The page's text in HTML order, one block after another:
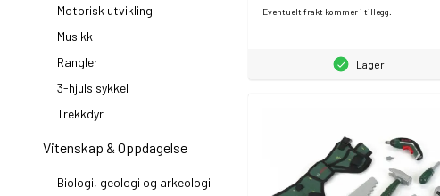
Motorisk utvikling
Musikk
Rangler
3-hjuls sykkel
Trekkdyr
Vitenskap & Oppdagelse
Biologi, geologi og arkeologi
Eventuelt frakt kommer i tillegg.
Lager